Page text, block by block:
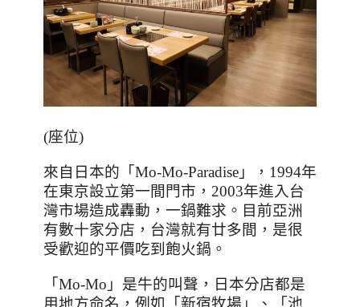
(座位)
來自日本的「 Mo-Mo-Paradise 」， 1994年
在東京設立第一間門市， 2003年進入台
灣市場造成轟動，一鍋難求。目前亞洲
有數十家分店，台灣就有廿多間，是很
受歡迎的平價吃到飽火鍋。
「 Mo-Mo 」是牛的叫聲，日本分店都是
用地方命名，例如「新宿牧場」、「池